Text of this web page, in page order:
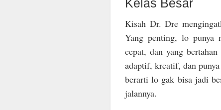
Kelas Besar
Kisah Dr. Dre
Yang penting, lo punya
cepat, dan yang
adaptif, kreatif, dan
berarti lo gak bisa jadi
jalannya.